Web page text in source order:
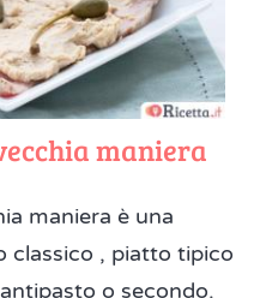
maniera
maniera è una
classico , piatto tipico
o secondo.